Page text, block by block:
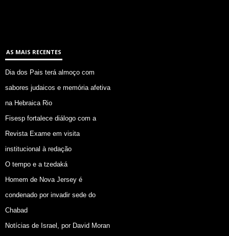
AS MAIS RECENTES
Dia dos Pais terá almoço com
sabores judaicos e memória afetiva
na Hebraica Rio
Fisesp fortalece diálogo com a
Revista Exame em visita
institucional à redação
O tempo e a tzedaká
Homem de Nova Jersey é
condenado por invadir sede do
Chabad
Notícias de Israel, por David Moran